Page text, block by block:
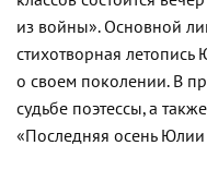
из войны». Основной
стихотворная
о своем поколении. В
судьбе поэтессы, а
«Последняя осень